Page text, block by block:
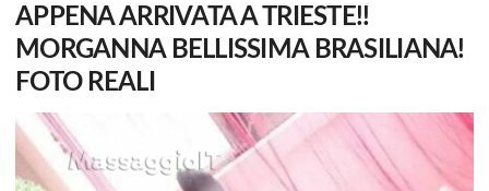
APPENA ARRIVATA A TRIESTE!!
MORGANNA BELLISSIMA BRASILIANA!
FOTO REALI